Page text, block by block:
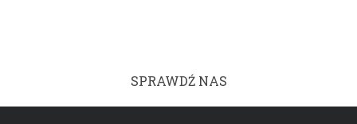
SPRAWDŹ NAS